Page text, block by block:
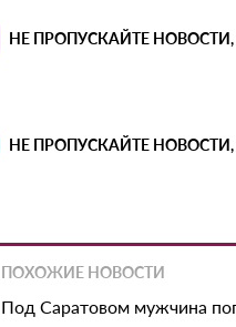
НЕ ПРОПУСКАЙТЕ
НЕ ПРОПУСКАЙТЕ
ПОХОЖИЕ НОВОСТИ
Под Саратовом мужчина